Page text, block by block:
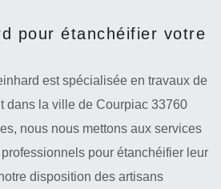
pour étanchéifier votre
est spécialisée en travaux de
dans la ville de Courpiac 33760
nous nous mettons aux services
pour étanchéifier leur
disposition des artisans